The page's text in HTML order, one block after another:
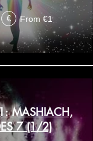
€ From €1
MASHIACH,
7 (1/2)